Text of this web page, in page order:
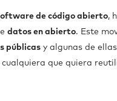
de código abierto,
datos en abierto. Este
públicas y algunas de
cualquiera que quiera